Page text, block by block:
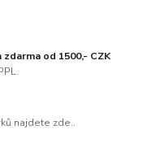
od 1500,- CZK
najdete zde..